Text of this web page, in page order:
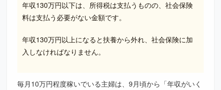
年収130万円以下は、所得税は支払うものの、社会保険
料は支払う必要がない金額です。
年収130万円以上になると扶養から外れ、社会保険に加
入しなければなりません。
毎月10万円程度稼いでいる主婦は、9月頃から「年収がいく